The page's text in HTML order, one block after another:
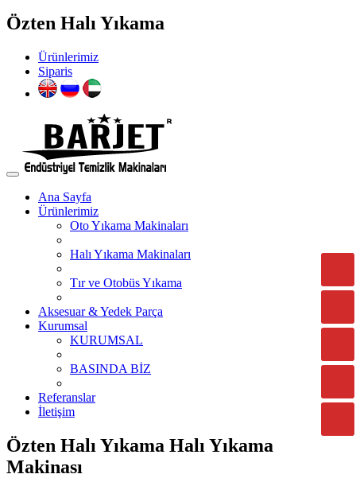
Özten Halı Yıkama
Ürünlerimiz
Siparis
Ana Sayfa
Ürünlerimiz
Oto Yıkama Makinaları
Halı Yıkama Makinaları
Tır ve Otobüs Yıkama
Aksesuar & Yedek Parça
Kurumsal
KURUMSAL
BASINDA BİZ
Referanslar
İletişim
Özten Halı Yıkama Halı Yıkama
Makinası